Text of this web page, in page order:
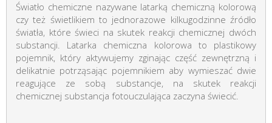
Światło chemiczne nazywane latarką chemiczną kolorową
czy też świetlikiem to jednorazowe kilkugodzinne źródło
światła, które świeci na skutek reakcji chemicznej dwóch
substancji. Latarka chemiczna kolorowa to plastikowy
pojemnik, który aktywujemy zginając część zewnętrzną i
delikatnie potrząsając pojemnikiem aby wymieszać dwie
reagujące ze sobą substancje, na skutek reakcji
chemicznej substancja fotouczulająca zaczyna świecić.